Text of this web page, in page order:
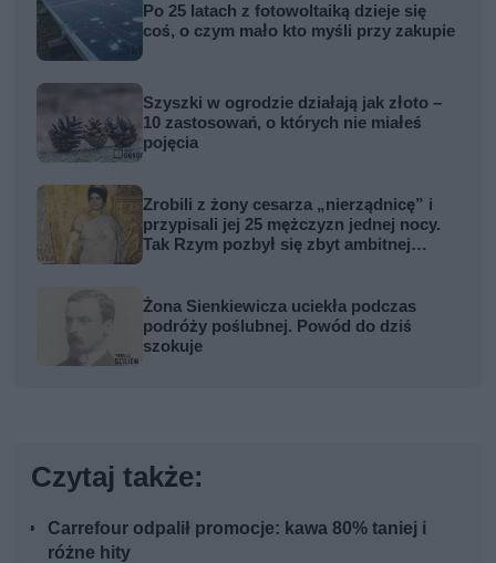
Po 25 latach z fotowoltaiką dzieje się
coś, o czym mało kto myśli przy zakupie
Szyszki w ogrodzie działają jak złoto –
10 zastosowań, o których nie miałeś
pojęcia
Zrobili z żony cesarza „nierządnicę” i
przypisali jej 25 mężczyzn jednej nocy.
Tak Rzym pozbył się zbyt ambitnej
Żona Sienkiewicza uciekła podczas
podróży poślubnej. Powód do dziś
szokuje
Czytaj także:
Carrefour odpalił promocje: kawa 80% taniej i
różne hity